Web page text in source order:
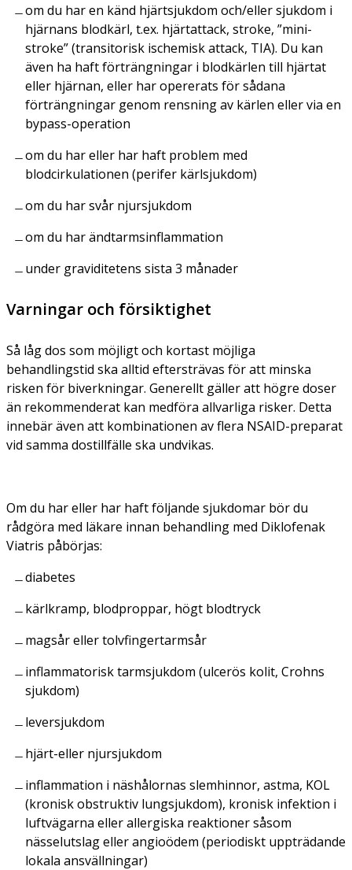
om du har en känd hjärtsjukdom och/eller sjukdom i
hjärnans blodkärl, t.ex. hjärtattack, stroke, ”mini-
stroke” (transitorisk ischemisk attack, TIA). Du kan
även ha haft förträngningar i blodkärlen till hjärtat
eller hjärnan, eller har opererats för sådana
förträngningar genom rensning av kärlen eller via en
bypass-operation
om du har eller har haft problem med
blodcirkulationen (perifer kärlsjukdom)
om du har svår njursjukdom
om du har ändtarmsinflammation
under graviditetens sista 3 månader
Varningar och försiktighet
Så låg dos som möjligt och kortast möjliga
behandlingstid ska alltid eftersträvas för att minska
risken för biverkningar. Generellt gäller att högre doser
än rekommenderat kan medföra allvarliga risker. Detta
innebär även att kombinationen av flera NSAID-preparat
vid samma dostillfälle ska undvikas.
Om du har eller har haft följande sjukdomar bör du
rådgöra med läkare innan behandling med Diklofenak
Viatris påbörjas:
diabetes
kärlkramp, blodproppar, högt blodtryck
magsår eller tolvfingertarmsår
inflammatorisk tarmsjukdom (ulcerös kolit, Crohns
sjukdom)
leversjukdom
hjärt-eller njursjukdom
inflammation i näshålornas slemhinnor, astma, KOL
(kronisk obstruktiv lungsjukdom), kronisk infektion i
luftvägarna eller allergiska reaktioner såsom
nässelutslag eller angioödem (periodiskt uppträdande
lokala ansvällningar)